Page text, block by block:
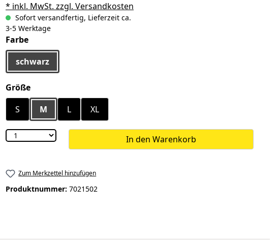
* inkl. MwSt. zzgl. Versandkosten
Sofort versandfertig, Lieferzeit ca.
3-5 Werktage
Farbeauswählen
schwarz
Größeauswählen
S
M L XL
In den Warenkorb
Zum Merkzettel hinzufügen
Produktnummer: 7021502